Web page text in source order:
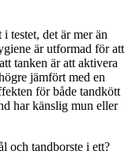
testet, det är mer än
är utformad för att
tanken är att aktivera
jämfört med en
för både tandkött
har känslig mun eller
och tandborste i ett?